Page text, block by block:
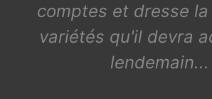
comptes et dresse
variétés qu'il devra
lendemain...